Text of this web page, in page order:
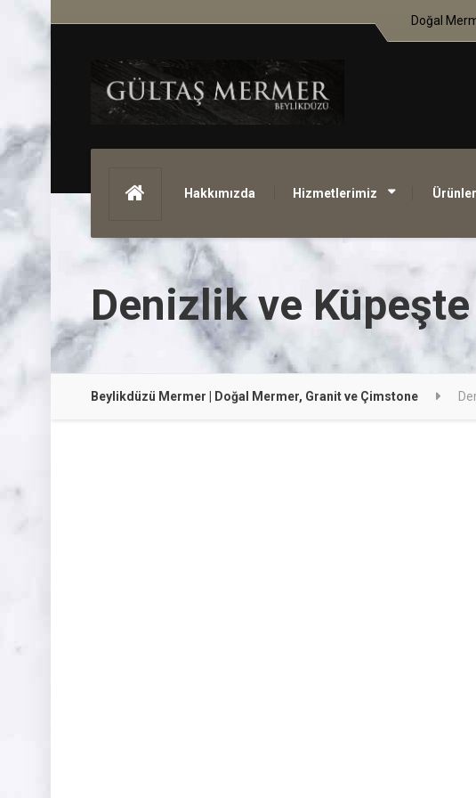
Doğal
Hakkımızda Hizmetlerimiz Ürünler
Denizlik ve Küpeşte
Beylikdüzü Mermer | Doğal Mermer, Granit ve Çimstone